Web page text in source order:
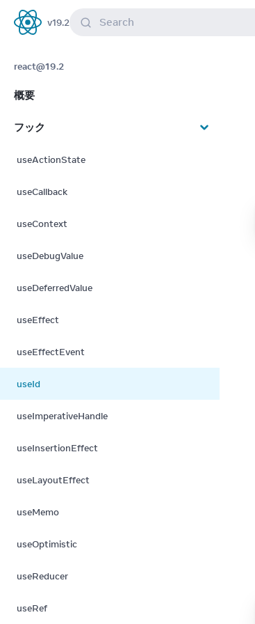
React
v19.2 Search
react@19.2
概要
フック
useActionState
useCallback
useContext
useDebugValue
useDeferredValue
useEffect
useEffectEvent
useId
useImperativeHandle
useInsertionEffect
useLayoutEffect
useMemo
useOptimistic
useReducer
useRef